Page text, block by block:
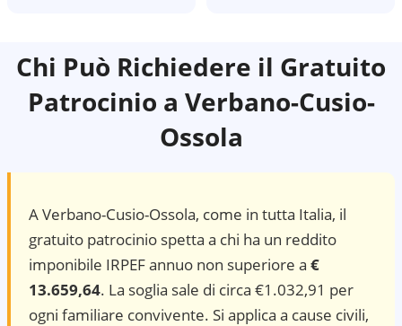
Chi Può Richiedere il Gratuito
Patrocinio a Verbano-Cusio-
Ossola
AVerbano-Cusio-Ossola, come in tutta Italia, il
gratuito patrocinio spetta a chi ha un reddito
imponibile IRPEF annuo non superiore a €
13.659,64. La soglia sale di circa €1.032,91 per
ogni familiare convivente. Si applica a cause civili,